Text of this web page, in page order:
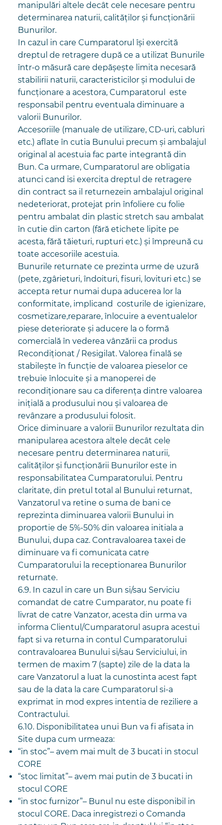
manipulări altele decât cele necesare pentru
determinarea naturii, calităților și funcționării
Bunurilor.
In cazul in care Cumparatorul își exercită
dreptul de retragere după ce a utilizat Bunurile
într-o măsură care depășește limita necesară
stabilirii naturii, caracteristicilor și modului de
funcționare a acestora, Cumparatorul este
responsabil pentru eventuala diminuare a
valorii Bunurilor.
Accesoriile (manuale de utilizare, CD-uri, cabluri
etc.) aflate în cutia Bunului precum și ambalajul
original al acestuia fac parte integrantă din
Bun. Ca urmare, Cumparatorul are obligatia
atunci cand isi exercita dreptul de retragere
din contract sa il returnezein ambalajul original
nedeteriorat, protejat prin înfoliere cu folie
pentru ambalat din plastic stretch sau ambalat
în cutie din carton (fără etichete lipite pe
acesta, fără tăieturi, rupturi etc.) și împreună cu
toate accesoriile acestuia.
Bunurile returnate ce prezinta urme de uzură
(pete, zgârieturi, îndoituri, fisuri, lovituri etc.) se
accepta retur numai dupa aducerea lor la
conformitate, implicand costurile de igienizare,
cosmetizare,reparare, înlocuire a eventualelor
piese deteriorate și aducere la o formă
comercială în vederea vânzării ca produs
Recondiționat / Resigilat. Valorea finală se
stabilește în funcție de valoarea pieselor ce
trebuie înlocuite și a manoperei de
recondiționare sau ca diferența dintre valoarea
inițială a produsului nou și valoarea de
revânzare a produsului folosit.
Orice diminuare a valorii Bunurilor rezultata din
manipularea acestora altele decât cele
necesare pentru determinarea naturii,
calităților și funcționării Bunurilor este in
responsabilitatea Cumparatorului. Pentru
claritate, din pretul total al Bunului returnat,
Vanzatorul va retine o suma de bani ce
reprezinta diminuarea valorii Bunului in
proportie de 5%-50% din valoarea initiala a
Bunului, dupa caz. Contravaloarea taxei de
diminuare va fi comunicata catre
Cumparatorului la receptionarea Bunurilor
returnate.
6.9. In cazul in care un Bun si/sau Serviciu
comandat de catre Cumparator, nu poate fi
livrat de catre Vanzator, acesta din urma va
informa Clientul/Cumparatorul asupra acestui
fapt si va returna in contul Cumparatorului
contravaloarea Bunului si/sau Serviciului, in
termen de maxim 7 (sapte) zile de la data la
care Vanzatorul a luat la cunostinta acest fapt
sau de la data la care Cumparatorul si-a
exprimat in mod expres intentia de reziliere a
Contractului.
6.10. Disponibilitatea unui Bun va fi afisata in
Site dupa cum urmeaza:
“in stoc”– avem mai mult de 3 bucati in stocul
CORE
“stoc limitat”– avem mai putin de 3 bucati in
stocul CORE
“in stoc furnizor”– Bunul nu este disponibil in
stocul CORE. Daca inregistrezi o Comanda